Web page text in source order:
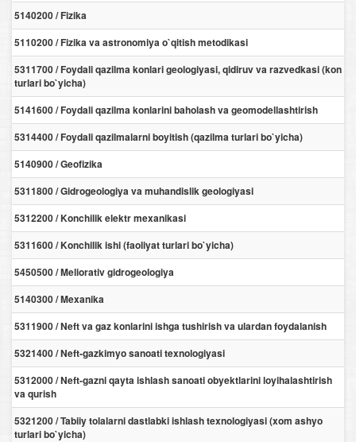
5140200 / Fizika
5110200 / Fizika va astronomiya o`qitish metodikasi
5311700 / Foydali qazilma konlari geologiyasi, qidiruv va razvedkasi (kon
turlari bo`yicha)
5141600 / Foydali qazilma konlarini baholash va geomodellashtirish
5314400 / Foydali qazilmalarni boyitish (qazilma turlari bo`yicha)
5140900 / Geofizika
5311800 / Gidrogeologiya va muhandislik geologiyasi
5312200 / Konchilik elektr mexanikasi
5311600 / Konchilik ishi (faoliyat turlari bo`yicha)
5450500 / Meliorativ gidrogeologiya
5140300 / Mexanika
5311900 / Neft va gaz konlarini ishga tushirish va ulardan foydalanish
5321400 / Neft-gazkimyo sanoati texnologiyasi
5312000 / Neft-gazni qayta ishlash sanoati obyektlarini loyihalashtirish
va qurish
5321200 / Tabiiy tolalarni dastlabki ishlash texnologiyasi (xom ashyo
turlari bo`yicha)